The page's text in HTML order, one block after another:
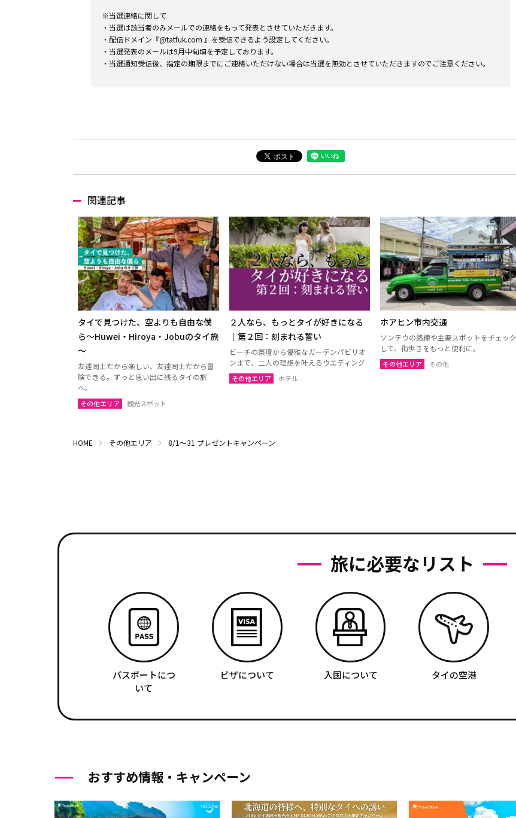
※当選連絡に関して
・当選は該当者のみメールでの連絡をもって発表とさせていただきます。
・配信ドメイン『@tatfuk.com 』を受信できるよう設定してください。
・当選発表のメールは9月中旬頃を予定しております。
・当選通知受信後、指定の期限までにご連絡いただけない場合は当選を無効とさせていただきますのでご注意ください。
関連記事
タイで見つけた、空よりも自由な僕
ら～Huwei・Hiroya・Jobuのタイ旅
～
友達同士だから楽しい、友達同士だから冒
険できる。ずっと思い出に残るタイの旅
へ。
その他エリア 観光スポット
２人なら、もっとタイが好きになる
｜第２回：刻まれる誓い
ビーチの祭壇から優雅なガーデンパビリオ
ンまで、二人の理想を叶えるウエディング
その他エリア ホテル
ホアヒン市内交通
ソンテウの路線や主要スポットをチェック
して、街歩きをもっと便利に。
その他エリア その他
HOME その他エリア 8/1～31 プレゼントキャンペーン
旅に必要なリスト
パスポートにつ
いて
ビザについて 入国について タイの空港
おすすめ情報・キャンペーン